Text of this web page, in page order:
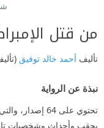
من قتل
تأليف أحمد خالد توفيق
نبذة عن الرواية
تحتوي على 64
بحقب وأحداث وشخصيات